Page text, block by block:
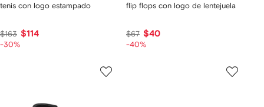
tenis con logo estampado
$163 $114
-30%
flip flops con logo de lentejuela
$67 $40
-40%